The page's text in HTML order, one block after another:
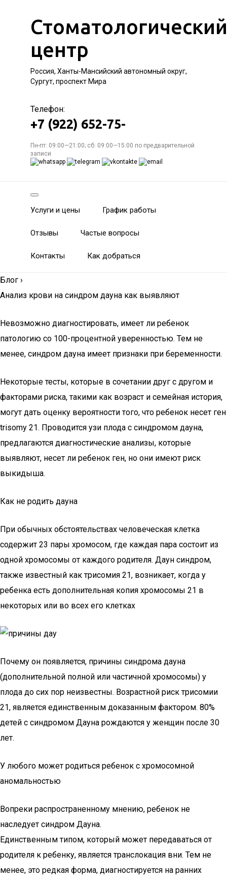
Стоматологический
центр
Россия, Ханты-Мансийский автономный округ,
Сургут, проспект Мира
Телефон:
+7 (922) 652-75-
Пн-пт: 09:00—21:00; сб: 09:00—15:00 по предварительной
записи
Услуги и цены График работы
Отзывы Частые вопросы
Контакты Как добраться
Блог ›
Анализ крови на синдром дауна как выявляют
Невозможно диагностировать, имеет ли ребенок
патологию со 100-процентной уверенностью. Тем не
менее, синдром дауна имеет признаки при беременности.
Некоторые тесты, которые в сочетании друг с другом и
факторами риска, такими как возраст и семейная история,
могут дать оценку вероятности того, что ребенок несет ген
trisomy 21. Проводится узи плода с синдромом дауна,
предлагаются диагностические анализы, которые
выявляют, несет ли ребенок ген, но они имеют риск
выкидыша.
Как не родить дауна
При обычных обстоятельствах человеческая клетка
содержит 23 пары хромосом, где каждая пара состоит из
одной хромосомы от каждого родителя. Даун синдром,
также известный как трисомия 21, возникает, когда у
ребенка есть дополнительная копия хромосомы 21 в
некоторых или во всех его клетках
Почему он появляется, причины синдрома дауна
(дополнительной полной или частичной хромосомы) у
плода до сих пор неизвестны. Возрастной риск трисомии
21, является единственным доказанным фактором. 80%
детей с синдромом Дауна рождаются у женщин после 30
лет.
У любого может родиться ребенок с хромосомной
аномальностью
Вопреки распространенному мнению, ребенок не
наследует синдром Дауна.
Единственным типом, который может передаваться от
родителя к ребенку, является транслокация вни. Тем не
менее, это редкая форма, диагностируется на ранних